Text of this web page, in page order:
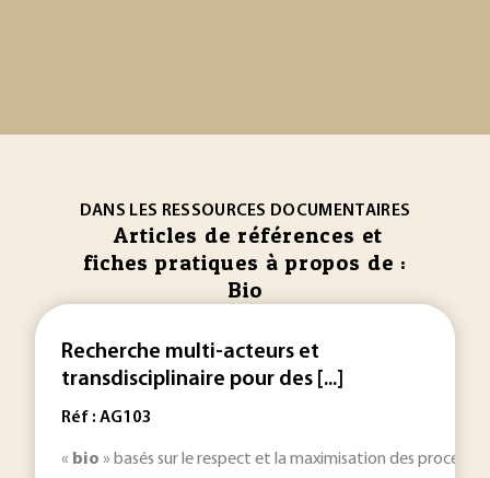
DANS LES RESSOURCES DOCUMENTAIRES
Articles de références et
fiches pratiques à propos de :
Bio
Recherche multi-acteurs et
transdisciplinaire pour des [...]
Réf : AG103
« bio » basés sur le respect et la maximisation des